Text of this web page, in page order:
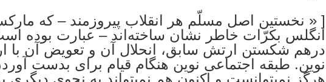
[ « نخستين اصل مسلّم هر انقلاب پيروزمند – که
انگلس بکرّات خاطر نشان ساخته‌اند – عبارت بوده
درهم شکستن ارتش سابق، انحلال آن و تعويض آن با
نوين. طبقه اجتماعى نوين هنگام قيام براى بدست